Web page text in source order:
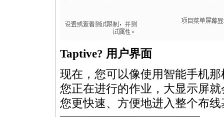
Taptive? 用户界面
现在，您可以像使用智能手机
您正在进行的作业，大显示屏
您更快速、方便地进入整个布